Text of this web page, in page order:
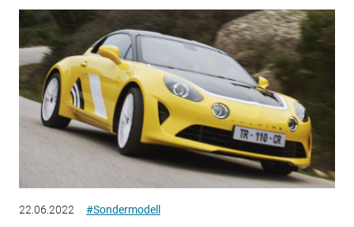
22.06.2022 #Sondermodell